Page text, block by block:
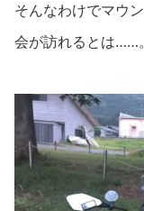
そんなわけでマウ
会が訪れるとは……。